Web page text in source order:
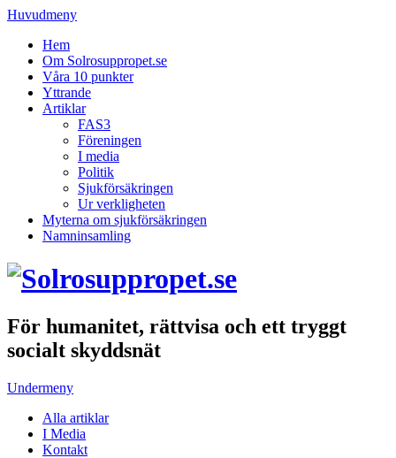
Huvudmeny
Hem
Om Solrosuppropet.se
Våra 10 punkter
Yttrande
Artiklar
FAS3
Föreningen
I media
Politik
Sjukförsäkringen
Ur verkligheten
Myterna om sjukförsäkringen
Namninsamling
För humanitet, rättvisa och ett tryggt
socialt skyddsnät
Undermeny
Alla artiklar
I Media
Kontakt